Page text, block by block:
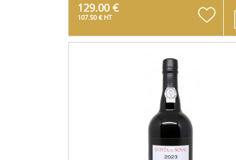
129.00 €
107.50 € HT